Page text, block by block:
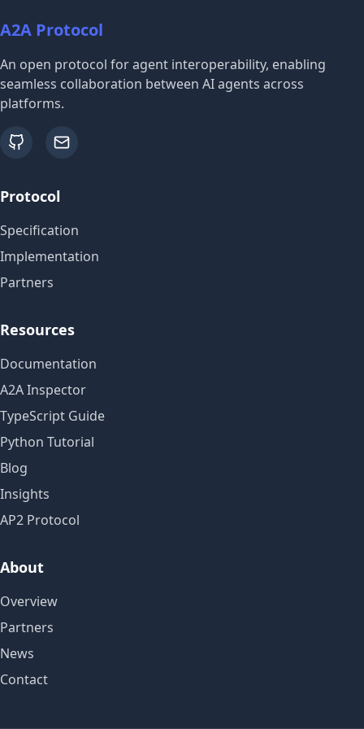
A2A Protocol
An open protocol for agent interoperability, enabling
seamless collaboration between AI agents across
platforms.
github email
Protocol
Specification
Implementation
Partners
Resources
Documentation
A2A Inspector
TypeScript Guide
Python Tutorial
Blog
Insights
AP2 Protocol
About
Overview
Partners
News
Contact